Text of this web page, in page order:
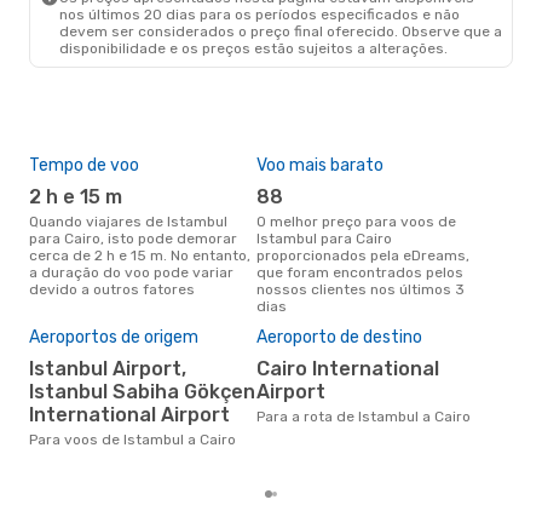
nos últimos 20 dias para os períodos especificados e não
devem ser considerados o preço final oferecido. Observe que a
disponibilidade e os preços estão sujeitos a alterações.
Tempo de voo
2 h e 15 m
Quando viajares de Istambul
para Cairo, isto pode demorar
cerca de 2 h e 15 m. No entanto,
a duração do voo pode variar
devido a outros fatores
Voo mais barato
88
O melhor preço para voos de
Istambul para Cairo
proporcionados pela eDreams,
que foram encontrados pelos
nossos clientes nos últimos 3
dias
Aeroportos de origem
Istanbul Sabiha Gökçen
International Airport
Para voos de Istambul a Cairo
Aeroporto de destino
Cairo International
Airport
Para a rota de Istambul a Cairo